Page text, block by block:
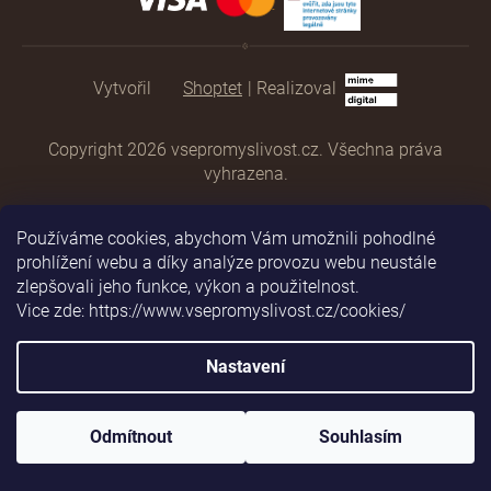
Používáme cookies, abychom Vám umožnili pohodlné
prohlížení webu a díky analýze provozu webu neustále
zlepšovali jeho funkce, výkon a použitelnost.
Vice zde: https://www.vsepromyslivost.cz/cookies/
Nastavení
Odmítnout Souhlasím
Shoptet | Realizoval
Copyright 2026 vsepromyslivost.cz . Všechna práva
vyhrazena.